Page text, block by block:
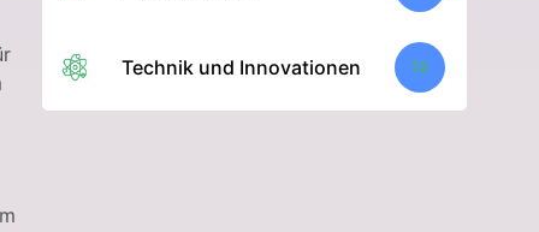
Technik und Innovationen 12